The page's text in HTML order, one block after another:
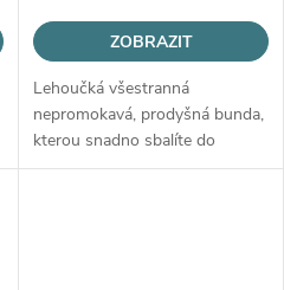
ZOBRAZIT
Lehoučká všestranná
nepromokavá, prodyšná bunda,
kterou snadno sbalíte do
malého pytlíku.